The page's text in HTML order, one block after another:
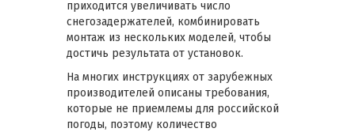
приходится увеличивать число
снегозадержателей, комбинировать
монтаж из нескольких моделей, чтобы
достичь результата от установок.
На многих инструкциях от зарубежных
производителей описаны требования,
которые не приемлемы для российской
погоды, поэтому количество